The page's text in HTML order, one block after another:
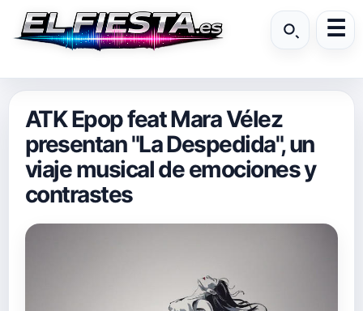
ATK Epop feat Mara Vélez
presentan "La Despedida", un
viaje musical de emociones y
contrastes